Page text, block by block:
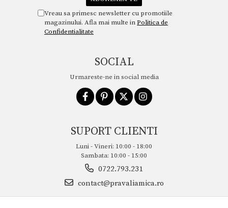
Vreau sa primesc newsletter cu promotiile
magazinului. Afla mai multe inPolitica de
Confidentialitate
SOCIAL
Urmareste-ne in social media
SUPORT CLIENTI
Luni - Vineri: 10:00 - 18:00
Sambata: 10:00 - 15:00
0722.793.231
contact@pravaliamica.ro